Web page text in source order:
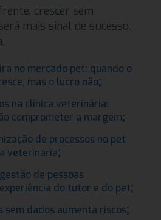
crescer sem
mais sinal de sucesso.
no mercado pet: quando o
mas o lucro não;
na clínica veterinária:
comprometer a margem;
de processos no pet
veterinária;
de pessoas
do tutor e do pet;
sem dados aumenta riscos;